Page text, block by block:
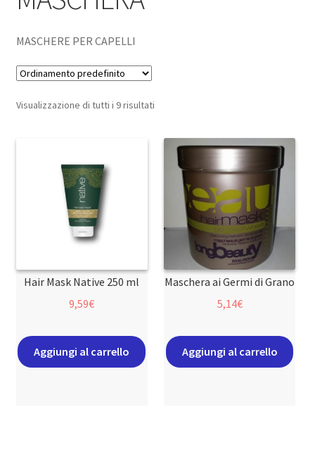
MASCHERE PER CAPELLI
Visualizzazione di tutti i 9 risultati
Hair Mask Native 250 ml
9,59€
Aggiungi al carrello
Maschera ai Germi di Grano
5,14€
Aggiungi al carrello